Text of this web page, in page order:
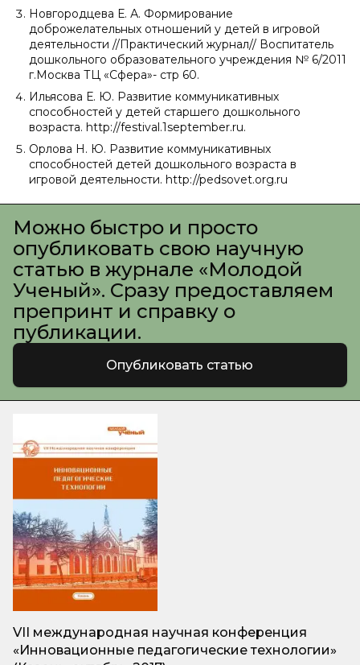
Новгородцева Е. А. Формирование
доброжелательных отношений у детей в игровой
деятельности //Практический журнал// Воспитатель
дошкольного образовательного учреждения № 6/2011
г.Москва ТЦ «Сфера»- стр 60.
Ильясова Е. Ю. Развитие коммуникативных
способностей у детей старшего дошкольного
возраста. http://festival.1september.ru.
Орлова Н. Ю. Развитие коммуникативных
способностей детей дошкольного возраста в
игровой деятельности. http://pedsovet.org.ru
Можно быстро и просто
опубликовать свою научную
статью в журнале «Молодой
Ученый». Сразу предоставляем
препринт и справку о
публикации.
Опубликовать статью
VII международная научная конференция
«Инновационные педагогические технологии»